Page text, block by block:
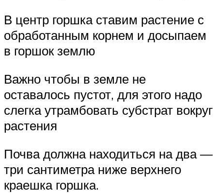
В центр горшка ставим растение с
обработанным корнем и досыпаем
в горшок землю
Важно чтобы в земле не
оставалось пустот, для этого надо
слегка утрамбовать субстрат вокруг
растения
Почва должна находиться на два —
три сантиметра ниже верхнего
краешка горшка.